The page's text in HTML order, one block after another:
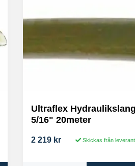
Ultraflex Hydraulikslang
5/16" 20meter
2 219 kr Skickas från